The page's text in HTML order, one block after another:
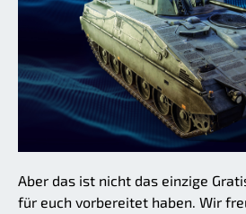
Aber das ist nicht das einzige
für euch vorbereitet haben. Wir